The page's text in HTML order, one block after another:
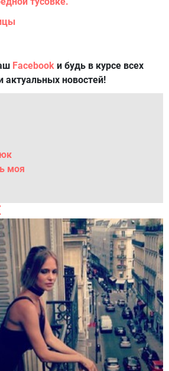
Facebook и будь в курсе всех
новостей!
моя